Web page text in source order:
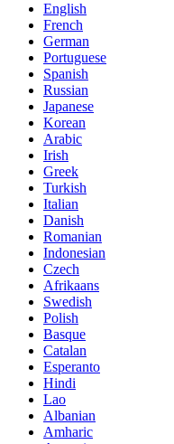
English
French
German
Portuguese
Spanish
Russian
Japanese
Korean
Arabic
Irish
Greek
Turkish
Italian
Danish
Romanian
Indonesian
Czech
Afrikaans
Swedish
Polish
Basque
Catalan
Esperanto
Hindi
Lao
Albanian
Amharic